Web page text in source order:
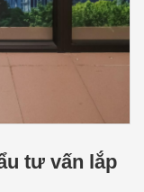
tư vấn lắp